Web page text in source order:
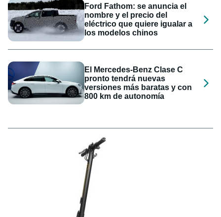
Ford Fathom: se anuncia el
nombre y el precio del
eléctrico que quiere igualar a
los modelos chinos
El Mercedes-Benz Clase C
pronto tendrá nuevas
versiones más baratas y con
800 km de autonomía